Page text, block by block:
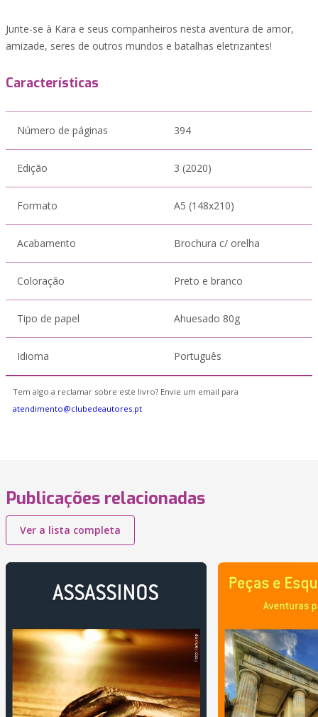
Junte-se à Kara e seus companheiros nesta aventura de amor,
amizade, seres de outros mundos e batalhas eletrizantes!
Características
Número de páginas 394
Edição 3 (2020)
Formato A5 (148x210)
Acabamento Brochura c/ orelha
Coloração Preto e branco
Tipo de papel Ahuesado 80g
Idioma Português
Tem algo a reclamar sobre este livro? Envie um email para
atendimento@clubedeautores.pt
Publicações relacionadas
Ver a lista completa